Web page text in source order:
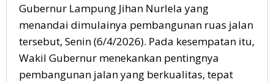
Gubernur Lampung Jihan Nurlela yang
menandai dimulainya pembangunan ruas jalan
tersebut, Senin (6/4/2026). Pada kesempatan itu,
Wakil Gubernur menekankan pentingnya
pembangunan jalan yang berkualitas, tepat